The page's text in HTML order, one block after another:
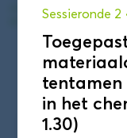
zonder tentamen –
(Zaal 1.30)
Sessieronde 1
Sessieronde 2
tentamen
in het
1.30)